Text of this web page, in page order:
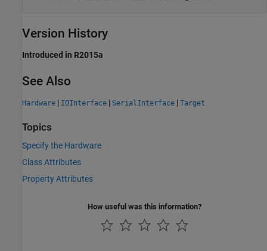
Version History
Introduced in R2015a
See Also
Hardware | IOInterface | SerialInterface | Target
Topics
Specify the Hardware
Class Attributes
Property Attributes
How useful was this information?